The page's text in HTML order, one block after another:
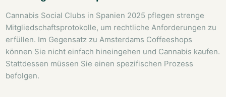
Cannabis Social Clubs in Spanien 2025 pflegen strenge
Mitgliedschaftsprotokolle, um rechtliche Anforderungen zu
erfüllen. Im Gegensatz zu Amsterdams Coffeeshops
können Sie nicht einfach hineingehen und Cannabis kaufen.
Stattdessen müssen Sie einen spezifischen Prozess
befolgen.